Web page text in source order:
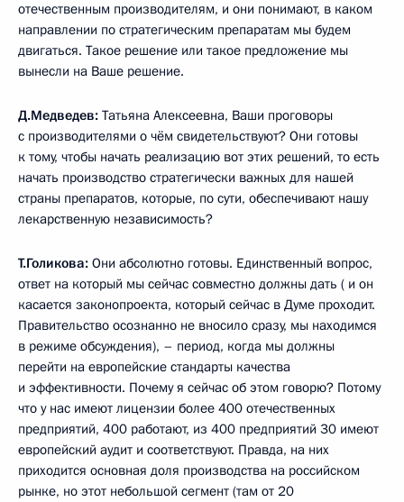
отечественным производителям, и они понимают, в каком
направлении по стратегическим препаратам мы будем
двигаться. Такое решение или такое предложение мы
вынесли на Ваше решение.
Д.Медведев: Татьяна Алексеевна, Ваши проговоры
с производителями о чём свидетельствуют? Они готовы
к тому, чтобы начать реализацию вот этих решений, то есть
начать производство стратегически важных для нашей
страны препаратов, которые, по сути, обеспечивают нашу
лекарственную независимость?
Т.Голикова: Они абсолютно готовы. Единственный вопрос,
ответ на который мы сейчас совместно должны дать ( и он
касается законопроекта, который сейчас в Думе проходит.
Правительство осознанно не вносило сразу, мы находимся
в режиме обсуждения), – период, когда мы должны
перейти на европейские стандарты качества
и эффективности. Почему я сейчас об этом говорю? Потому
что у нас имеют лицензии более 400 отечественных
предприятий, 400 работают, из 400 предприятий 30 имеют
европейский аудит и соответствуют. Правда, на них
приходится основная доля производства на российском
рынке, но этот небольшой сегмент (там от 20